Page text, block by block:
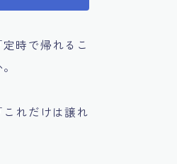
時で帰れるこ
れだけは譲れ